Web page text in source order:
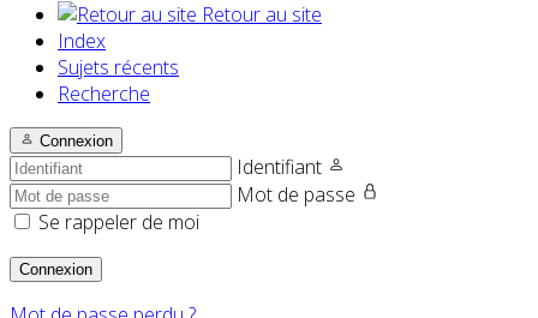
Retour au site
Index
Sujets récents
Recherche
Connexion
Identifiant
Mot de passe
Se rappeler de moi
Connexion